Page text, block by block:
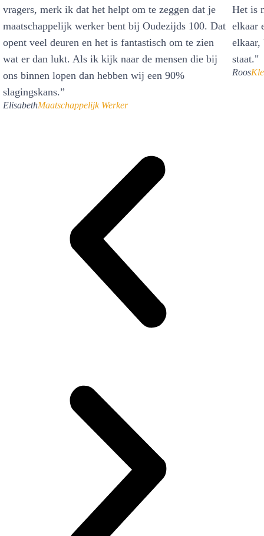
vragers, merk ik dat het helpt om te zeggen dat je
maatschappelijk werker bent bij Oudezijds 100. Dat
opent veel deuren en het is fantastisch om te zien
wat er dan lukt. Als ik kijk naar de mensen die bij
ons binnen lopen dan hebben wij een 90%
slagingskans.”
ElisabethMaatschappelijk Werker
Het is
elkaar
staat."
Roos